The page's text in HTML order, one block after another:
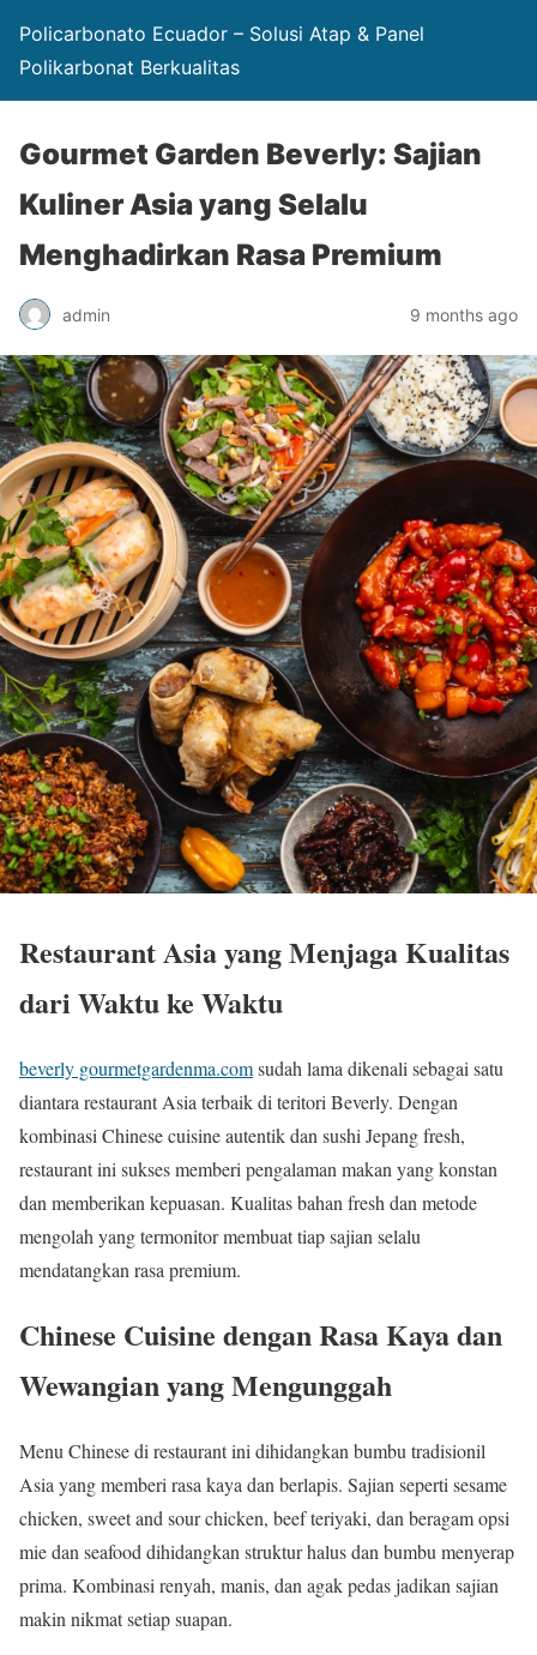
Policarbonato Ecuador – Solusi Atap & Panel
Polikarbonat Berkualitas
Gourmet Garden Beverly: Sajian
Kuliner Asia yang Selalu
Menghadirkan Rasa Premium
admin 9 months ago
Restaurant Asia yang Menjaga Kualitas
dari Waktu ke Waktu
beverly gourmetgardenma.comsudah lama dikenali sebagai satu
diantara restaurant Asia terbaik di teritori Beverly. Dengan
kombinasi Chinese cuisine autentik dan sushi Jepang fresh,
restaurant ini sukses memberi pengalaman makan yang konstan
dan memberikan kepuasan. Kualitas bahan fresh dan metode
mengolah yang termonitor membuat tiap sajian selalu
mendatangkan rasa premium.
Chinese Cuisine dengan Rasa Kaya dan
Wewangian yang Mengunggah
Menu Chinese di restaurant ini dihidangkan bumbu tradisionil
Asia yang memberi rasa kaya dan berlapis. Sajian seperti sesame
chicken, sweet and sour chicken, beef teriyaki, dan beragam opsi
mie dan seafood dihidangkan struktur halus dan bumbu menyerap
prima. Kombinasi renyah, manis, dan agak pedas jadikan sajian
makin nikmat setiap suapan.